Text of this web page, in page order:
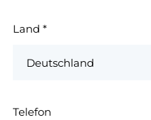
Land *
Telefon